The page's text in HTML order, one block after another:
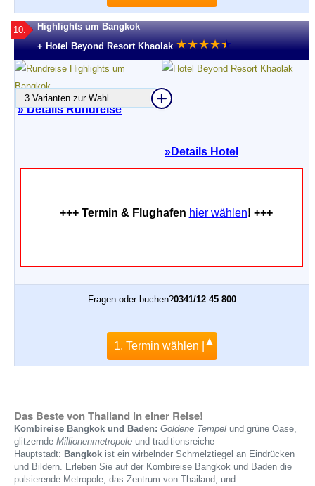
10.
Highlights um Bangkok
+ Hotel Beyond Resort Khaolak ★★★★★
★
» Details Rundreise
3 Varianten zur Wahl
»Details Hotel
+++ Termin & Flughafen hier wählen! +++
Fragen oder buchen?0341/12 45 800
1. Termin wählen |
Das Beste von Thailand in einer Reise!
Kombireise Bangkok und Baden: Goldene Tempel und grüne Oase,
glitzernde Millionenmetropole und traditionsreiche
Hauptstadt: Bangkok ist ein wirbelnder Schmelztiegel an Eindrücken
und Bildern. Erleben Sie auf der Kombireise Bangkok und Baden die
pulsierende Metropole, das Zentrum von Thailand, und